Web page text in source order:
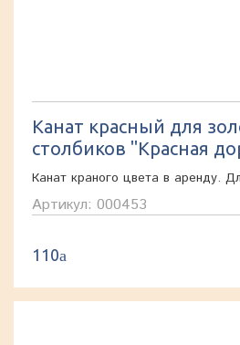
Канат красный для
столбиков "Красная
Канат краного цвета в аренду.
Артикул: 000453
110a